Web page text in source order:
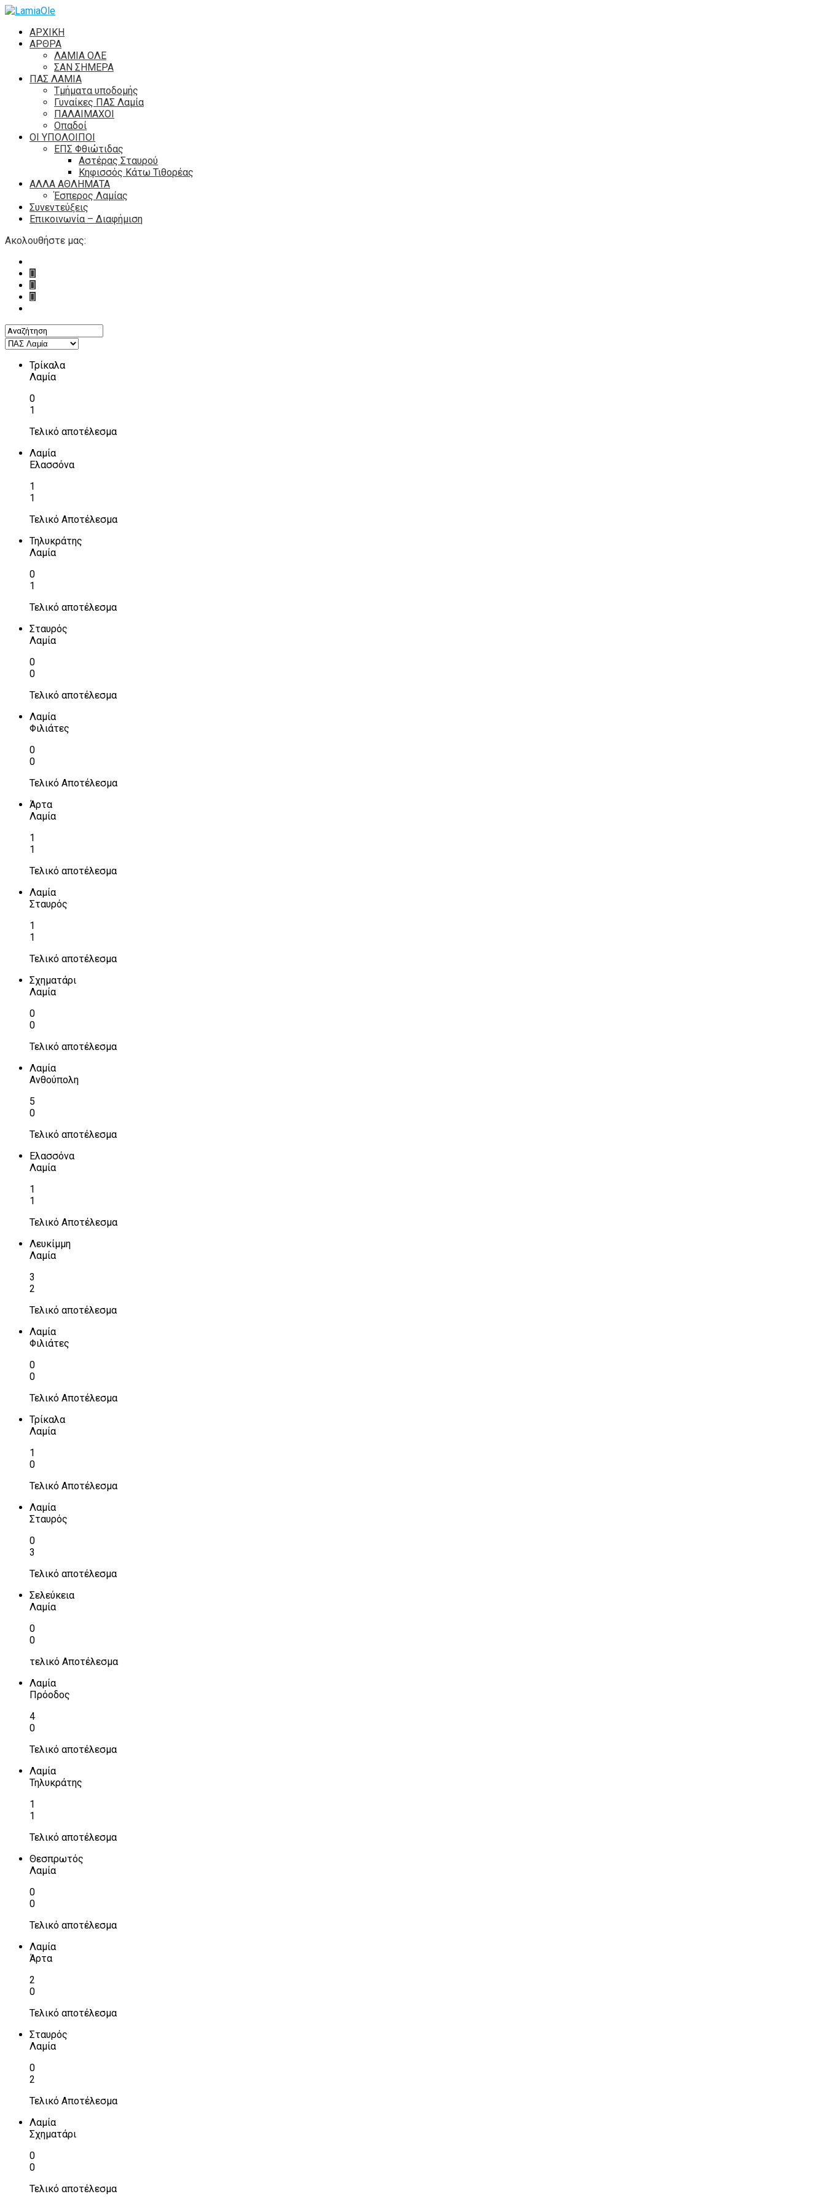
ΑΡΧΙΚΗ
ΑΡΘΡΑ
ΛΑΜΙΑ ΟΛΕ
ΣΑΝ ΣΗΜΕΡΑ
ΠΑΣ ΛΑΜΙΑ
Τμήματα υποδομής
Γυναίκες ΠΑΣ Λαμία
ΠΑΛΑΙΜΑΧΟΙ
Οπαδοί
ΟΙ ΥΠΟΛΟΙΠΟΙ
ΕΠΣ Φθιώτιδας
Αστέρας Σταυρού
Κηφισσός Κάτω Τιθορέας
ΑΛΛΑ ΑΘΛΗΜΑΤΑ
Έσπερος Λαμίας
Συνεντεύξεις
Επικοινωνία – Διαφήμιση
Ακολουθήστε μας:
Τρίκαλα
Λαμία
0
1
Τελικό αποτέλεσμα
Λαμία
Ελασσόνα
1
1
Τελικό Αποτέλεσμα
Τηλυκράτης
Λαμία
0
1
Τελικό αποτέλεσμα
Σταυρός
Λαμία
0
0
Τελικό αποτέλεσμα
Λαμία
Φιλιάτες
0
0
Τελικό Αποτέλεσμα
Άρτα
Λαμία
1
1
Τελικό αποτέλεσμα
Λαμία
Σταυρός
1
1
Τελικό αποτέλεσμα
Σχηματάρι
Λαμία
0
0
Τελικό αποτέλεσμα
Λαμία
Ανθούπολη
5
0
Τελικό αποτέλεσμα
Ελασσόνα
Λαμία
1
1
Τελικό Αποτέλεσμα
Λευκίμμη
Λαμία
3
2
Τελικό αποτέλεσμα
Λαμία
Φιλιάτες
0
0
Τελικό Αποτέλεσμα
Τρίκαλα
Λαμία
1
0
Τελικό Αποτέλεσμα
Λαμία
Σταυρός
0
3
Τελικό αποτέλεσμα
Σελεύκεια
Λαμία
0
0
τελικό Αποτέλεσμα
Λαμία
Πρόοδος
4
0
Τελικό αποτέλεσμα
Λαμία
Τηλυκράτης
1
1
Τελικό αποτέλεσμα
Θεσπρωτός
Λαμία
0
0
Τελικό αποτέλεσμα
Λαμία
Άρτα
2
0
Τελικό αποτέλεσμα
Σταυρός
Λαμία
0
2
Τελικό Αποτέλεσμα
Λαμία
Σχηματάρι
0
0
Τελικό αποτέλεσμα